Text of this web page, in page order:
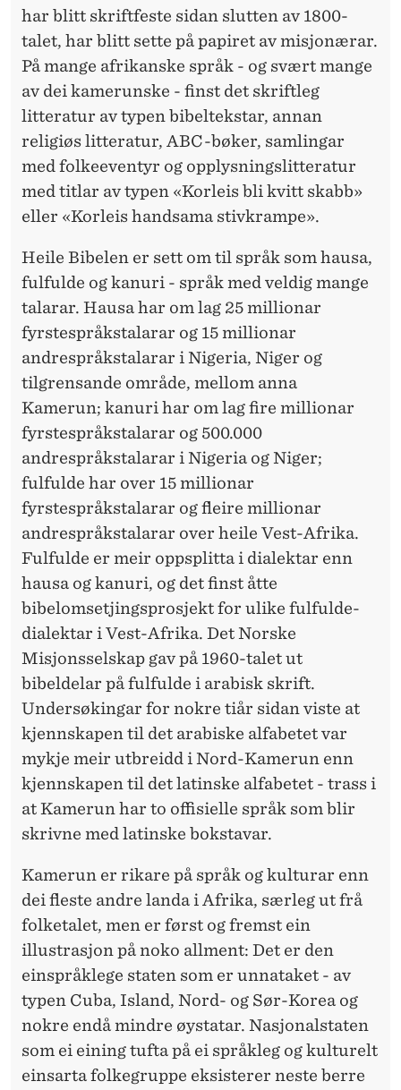
har blitt skriftfeste sidan slutten av 1800-
talet, har blitt sette på papiret av misjonærar.
På mange afrikanske språk - og svært mange
av dei kamerunske - finst det skriftleg
litteratur av typen bibeltekstar, annan
religiøs litteratur, ABC-bøker, samlingar
med folkeeventyr og opplysningslitteratur
med titlar av typen «Korleis bli kvitt skabb»
eller «Korleis handsama stivkrampe».
Heile Bibelen er sett om til språk som hausa,
fulfulde og kanuri - språk med veldig mange
talarar. Hausa har om lag 25 millionar
fyrstespråkstalarar og 15 millionar
andrespråkstalarar i Nigeria, Niger og
tilgrensande område, mellom anna
Kamerun; kanuri har om lag fire millionar
fyrstespråkstalarar og 500.000
andrespråkstalarar i Nigeria og Niger;
fulfulde har over 15 millionar
fyrstespråkstalarar og fleire millionar
andrespråks­talarar over heile Vest-Afrika.
Fulfulde er meir oppsplitta i dialektar enn
hausa og kanuri, og det finst åtte
bibelomsetjingsprosjekt for ulike fulfulde-
dialektar i Vest-Afrika. Det Norske
Misjonsselskap gav på 1960-talet ut
bibeldelar på fulfulde i arabisk skrift.
Undersøkingar for nokre tiår sidan viste at
kjennskapen til det arabiske alfabetet var
mykje meir utbreidd i Nord-Kamerun enn
kjennskapen til det latinske alfabetet - trass i
at Kamerun har to offisielle språk som blir
skrivne med latinske bokstavar.
Kamerun er rikare på språk og kulturar enn
dei fleste andre landa i Afrika, særleg ut frå
folketalet, men er først og fremst ein
illustrasjon på noko allment: Det er den
einspråklege staten som er unnataket - av
typen Cuba, Island, Nord- og Sør-Korea og
nokre endå mindre øystatar. Nasjonalstaten
som ei eining tufta på ei språkleg og kulturelt
einsarta folkegruppe eksisterer neste berre